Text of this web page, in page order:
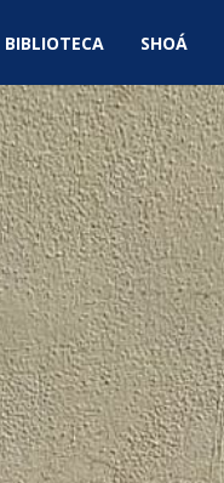
BIBLIOTECA SHOÁ